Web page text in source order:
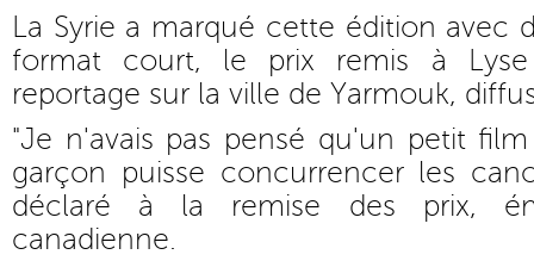
La Syrie a marqué cette édition avec
format court, le prix remis à
reportage sur la ville de Yarmouk,
"Je n'avais pas pensé qu'un petit
garçon puisse concurrencer les
déclaré à la remise des prix,
canadienne.